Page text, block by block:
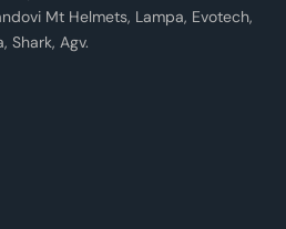
Mt Helmets, Lampa, Evotech,
Shark, Agv.